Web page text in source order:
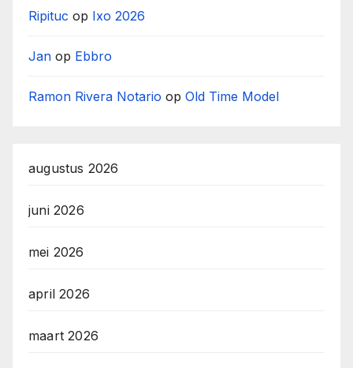
Ripituc op Ixo 2026
Jan op Ebbro
Ramon Rivera Notario op Old Time Model
augustus 2026
juni 2026
mei 2026
april 2026
maart 2026